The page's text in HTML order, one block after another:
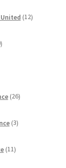
12izdelkov
izdelkov
26izdelkov
3izdelki
11izdelkov